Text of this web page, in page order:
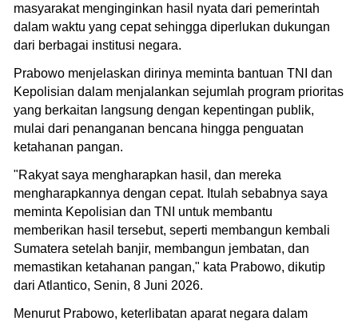
masyarakat menginginkan hasil nyata dari pemerintah
dalam waktu yang cepat sehingga diperlukan dukungan
dari berbagai institusi negara.
Prabowo menjelaskan dirinya meminta bantuan TNI dan
Kepolisian dalam menjalankan sejumlah program prioritas
yang berkaitan langsung dengan kepentingan publik,
mulai dari penanganan bencana hingga penguatan
ketahanan pangan.
"Rakyat saya mengharapkan hasil, dan mereka
mengharapkannya dengan cepat. Itulah sebabnya saya
meminta Kepolisian dan TNI untuk membantu
memberikan hasil tersebut, seperti membangun kembali
Sumatera setelah banjir, membangun jembatan, dan
memastikan ketahanan pangan," kata Prabowo, dikutip
dari Atlantico, Senin, 8 Juni 2026.
Menurut Prabowo, keterlibatan aparat negara dalam